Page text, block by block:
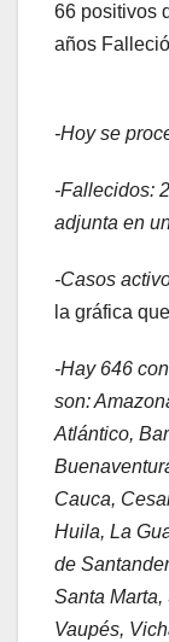
66 positivos
años
-Hoy se
-Fallecidos:
adjunta en
-Casos
la gráfica
-Hay 646
son:
Atlántico,
Cauca,
Huila, La
de
Santa Marta,
Vaupés,